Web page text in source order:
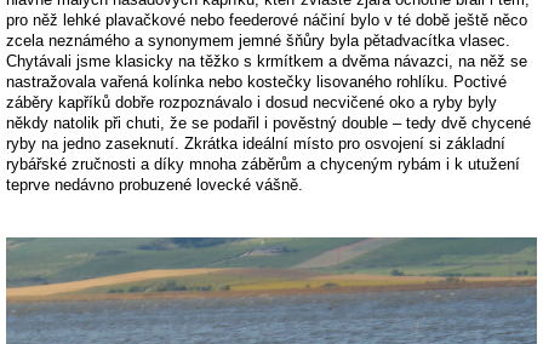
pro něž lehké plavačkové nebo feederové náčiní bylo v té době ještě něco
zcela neznámého a synonymem jemné šňůry byla pětadvacítka vlasec.
Chytávali jsme klasicky na těžko s krmítkem a dvěma návazci, na něž se
nastražovala vařená kolínka nebo kostečky lisovaného rohlíku. Poctivé
záběry kapříků dobře rozpoznávalo i dosud necvičené oko a ryby byly
někdy natolik při chuti, že se podařil i pověstný double – tedy dvě chycené
ryby na jedno zaseknutí. Zkrátka ideální místo pro osvojení si základní
rybářské zručnosti a díky mnoha záběrům a chyceným rybám i k utužení
teprve nedávno probuzené lovecké vášně.